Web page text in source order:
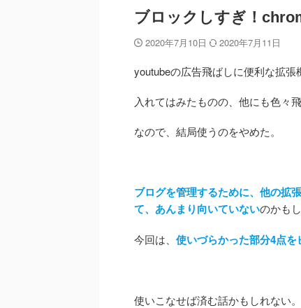
ブロックしすぎ！
2020年7月10日 2020年7月11日
youtubeの広告飛ばしに便利な拡張
入れてはみたものの、他にも色々
なので、結局使うのをやめた。
ブログを管理するために、他の拡
て、あんまり向いていないのかも
今回は、 使いづらかった部分4点を
使いこなせば済む話かもしれない。